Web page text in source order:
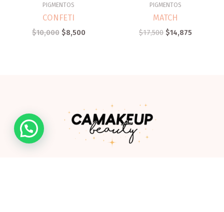
PIGMENTOS
CONFETI
$10,000 $8,500
PIGMENTOS
MATCH
$17,500 $14,875